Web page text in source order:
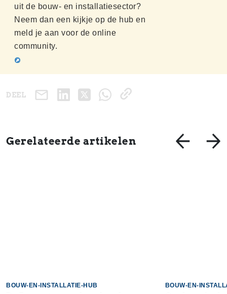
uit de bouw- en installatiesector?
Neem dan een kijkje op de hub en
meld je aan voor de online
community.
DEEL
Gerelateerde artikelen
BOUW-EN-INSTALLATIE-HUB BOUW-EN-